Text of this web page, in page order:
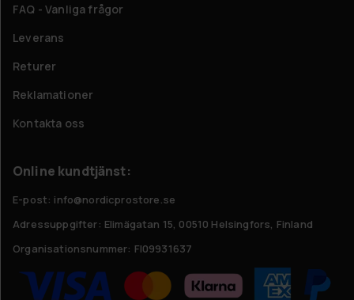
FAQ - Vanliga frågor
Leverans
Returer
Reklamationer
Kontakta oss
Online kundtjänst:
E-post: info@nordicprostore.se
Adressuppgifter: Elimägatan 15, 00510 Helsingfors, Finland
Organisationsnummer: FI09931637